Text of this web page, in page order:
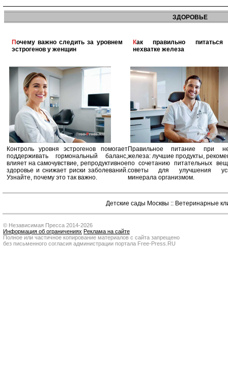
ЗДОРОВЬЕ
Почему важно следить за уровнем
эстрогенов у женщин
Контроль уровня эстрогенов помогает
поддерживать гормональный баланс,
влияет на самочувствие, репродуктивное
здоровье и снижает риски заболеваний.
Узнайте, почему это так важно.
Как правильно питаться при
нехватке железа
Правильное питание при
железа: лучшие продукты,
по сочетанию питательных
советы для улучшения
минерала организмом.
Детские сады Москвы :: Ветеринарные
© Независимая Пресса 2014-2026
Информация об ограничениях Реклама на сайте
Полное или частичное копирование материалов с сайта запрещено
без письменного согласия администрации портала Free-Press.RU